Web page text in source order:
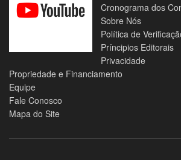
Cronograma dos
Sobre Nós
Política de
Príncipios Editorais
Privacidade
Propriedade e Financiamento
Equipe
Fale Conosco
Mapa do Site